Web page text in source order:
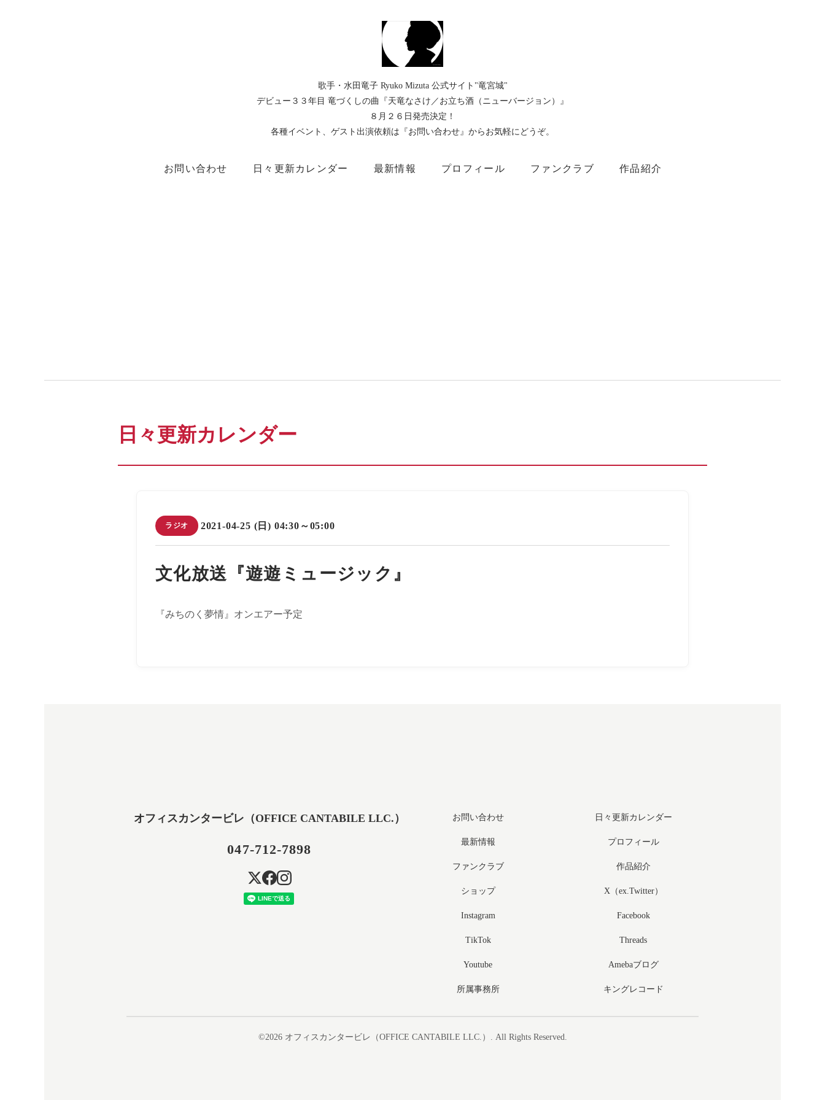
歌手・水田竜子 Ryuko Mizuta 公式サイト"竜宮城"
デビュー３３年目 竜づくしの曲『天竜なさけ／お立ち酒（ニューバージョン）』
８月２６日発売決定！
各種イベント、ゲスト出演依頼は『お問い合わせ』からお気軽にどうぞ。
お問い合わせ 日々更新カレンダー 最新情報 プロフィール ファンクラブ 作品紹介
日々更新カレンダー
ラジオ 2021-04-25 (日) 04:30～05:00
文化放送『遊遊ミュージック』
『みちのく夢情』オンエアー予定
オフィスカンタービレ（OFFICE CANTABILE LLC.）
047-712-7898
お問い合わせ 日々更新カレンダー
最新情報 プロフィール
ファンクラブ 作品紹介
ショップ X（ex.Twitter）
Instagram Facebook
TikTok Threads
Youtube Amebaブログ
所属事務所 キングレコード
©2026 オフィスカンタービレ（OFFICE CANTABILE LLC.） . All Rights Reserved.